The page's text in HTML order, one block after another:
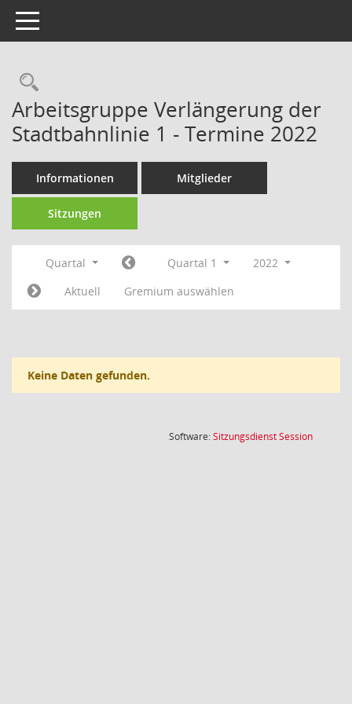
Toggle navigation
Rechercheauswahl
Arbeitsgruppe Verlängerung der
Stadtbahnlinie 1 - Termine 2022
Informationen Mitglieder
Sitzungen
Quartal Quartal 1
2022
Aktuell
Gremium auswählen
Keine Daten gefunden.
Software:SitzungsdienstSession(Wird in